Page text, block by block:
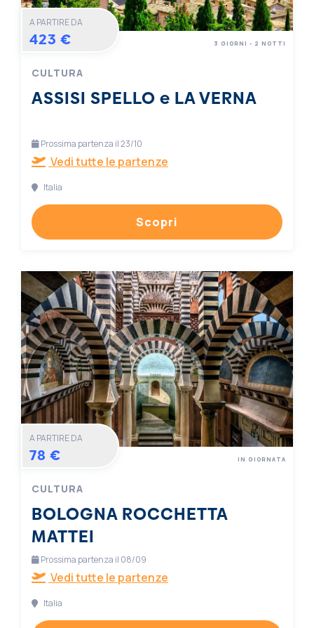
A PARTIRE DA
423 €
CULTURA
ASSISI SPELLO e LA VERNA
3 GIORNI - 2 NOTTI
Prossima partenza il 23/10
Vedi tutte le partenze
Italia
Scopri
A PARTIRE DA
78 €
CULTURA
BOLOGNA ROCCHETTA
MATTEI
IN GIORNATA
Prossima partenza il 08/09
Vedi tutte le partenze
Italia